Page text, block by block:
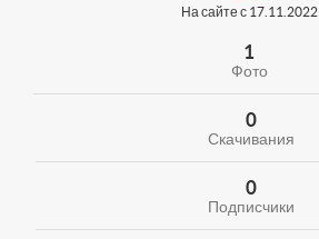
На сайте с 17.11.2022
1
Фото
0
Скачивания
0
Подписчики